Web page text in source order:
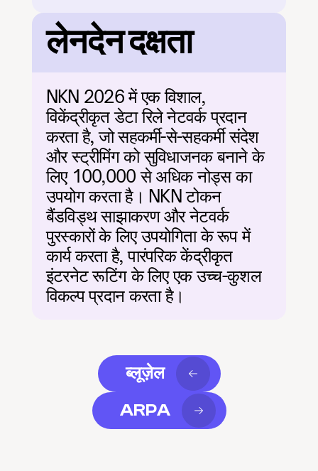
लेनदेन दक्षता
NKN 2026 में एक विशाल,
विकेंद्रीकृत डेटा रिले नेटवर्क प्रदान
करता है, जो सहकर्मी-से-सहकर्मी संदेश
और स्ट्रीमिंग को सुविधाजनक बनाने के
लिए 100,000 से अधिक नोड्स का
उपयोग करता है। NKN टोकन
बैंडविड्थ साझाकरण और नेटवर्क
पुरस्कारों के लिए उपयोगिता के रूप में
कार्य करता है, पारंपरिक केंद्रीकृत
इंटरनेट रूटिंग के लिए एक उच्च-कुशल
विकल्प प्रदान करता है।
ब्लूज़ेल
ARPA